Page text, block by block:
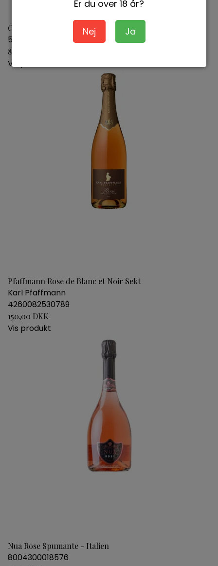
Er du over 18 år?
Nej Ja
Casal Mendes Rose
5601213184867
89,95 DKK
Vis produkt
Pfaffmann Rose de Blanc et Noir Sekt
Karl Pfaffmann
4260082530789
150,00 DKK
Vis produkt
Nua Rose Spumante - Italien
8004300018576